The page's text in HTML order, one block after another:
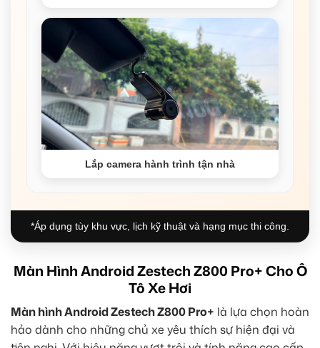
Lắp camera hành trình tận nhà
*Áp dụng tùy khu vực, lịch kỹ thuật và hạng mục thi công.
Màn Hình Android Zestech Z800 Pro+ Cho Ô
Tô Xe Hơi
Màn hình Android Zestech Z800 Pro+ là lựa chọn hoàn
hảo dành cho những chủ xe yêu thích sự hiện đại và